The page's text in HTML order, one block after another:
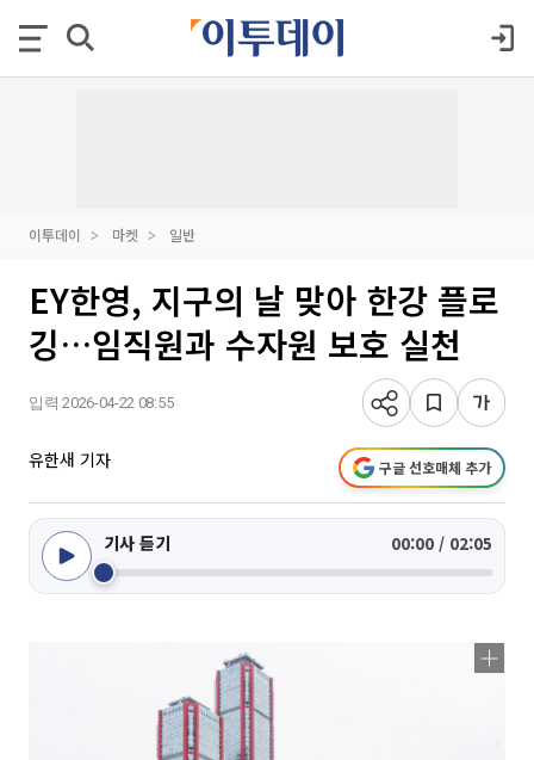
이투데이 마켓 일반
EY한영, 지구의 날 맞아 한강 플로
깅…임직원과 수자원 보호 실천
입력 2026-04-22 08:55
유한새 기자 구글 선호매체 추가
기사 듣기 00:00 / 02:05